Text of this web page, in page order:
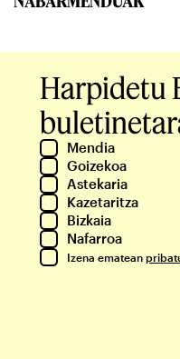
Harpidetu
Mendia
Goizekoa
Astekaria
Kazetaritza
Bizkaia
Nafarroa
Izena ematean